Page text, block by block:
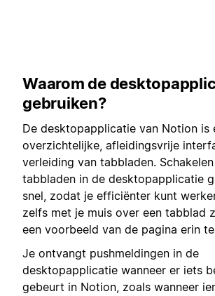
Waarom de
gebruiken?
De desktopapplicatie van Notion is
overzichtelijke, afleidingsvrije
verleiding van tabbladen.
tabbladen in de desktopapplicatie
snel, zodat je efficiënter kunt
zelfs met je muis over een tabblad
een voorbeeld van de pagina erin
Je ontvangt pushmeldingen in de
desktopapplicatie wanneer er iets
gebeurt in Notion, zoals wanneer